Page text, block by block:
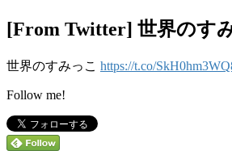
[From Twitter] 世界のす
世界のすみっこ https://t.co/
Follow me!